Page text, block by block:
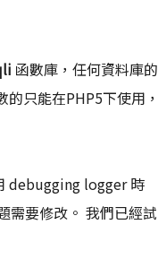
函數庫，任何資料庫的
只能在PHP5下使用，
debugging logger 時
需要修改。 我們已經試